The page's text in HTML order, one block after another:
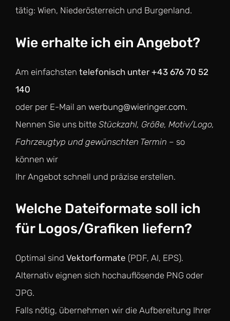
tätig: Wien, Niederösterreich und Burgenland.
Wie erhalte ich ein Angebot?
Am einfachsten telefonisch unter+43 676 70 52
140
oder per E-Mail an werbung@wieringer.com.
Nennen Sie uns bitte Stückzahl, Größe, Motiv/Logo,
Fahrzeugtyp und gewünschten Termin – so
können wir
Ihr Angebot schnell und präzise erstellen.
Welche Dateiformate soll ich
für Logos/Grafiken liefern?
Optimal sind Vektorformate (PDF, AI, EPS).
Alternativ eignen sich hochauflösende PNG oder
JPG.
Falls nötig, übernehmen wir die Aufbereitung Ihrer